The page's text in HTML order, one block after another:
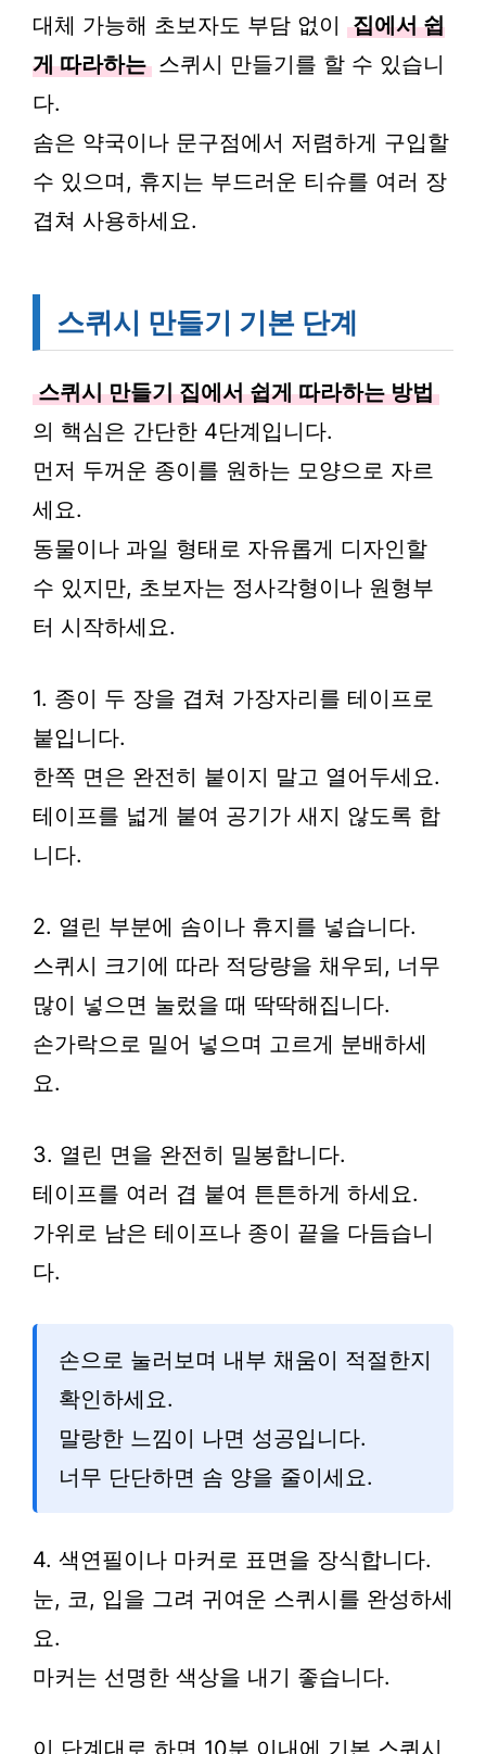
대체 가능해 초보자도 부담 없이 집에서 쉽
게 따라하는 스퀴시 만들기를 할 수 있습니
다.
솜은 약국이나 문구점에서 저렴하게 구입할
수 있으며, 휴지는 부드러운 티슈를 여러 장
겹쳐 사용하세요.
스퀴시 만들기 기본 단계
스퀴시 만들기 집에서 쉽게 따라하는 방법
의 핵심은 간단한 4단계입니다.
먼저 두꺼운 종이를 원하는 모양으로 자르
세요.
동물이나 과일 형태로 자유롭게 디자인할
수 있지만, 초보자는 정사각형이나 원형부
터 시작하세요.
1. 종이 두 장을 겹쳐 가장자리를 테이프로
붙입니다.
한쪽 면은 완전히 붙이지 말고 열어두세요.
테이프를 넓게 붙여 공기가 새지 않도록 합
니다.
2. 열린 부분에 솜이나 휴지를 넣습니다.
스퀴시 크기에 따라 적당량을 채우되, 너무
많이 넣으면 눌렀을 때 딱딱해집니다.
손가락으로 밀어 넣으며 고르게 분배하세
요.
3. 열린 면을 완전히 밀봉합니다.
테이프를 여러 겹 붙여 튼튼하게 하세요.
가위로 남은 테이프나 종이 끝을 다듬습니
다.
손으로 눌러보며 내부 채움이 적절한지
확인하세요.
말랑한 느낌이 나면 성공입니다.
너무 단단하면 솜 양을 줄이세요.
4. 색연필이나 마커로 표면을 장식합니다.
눈, 코, 입을 그려 귀여운 스퀴시를 완성하세
요.
마커는 선명한 색상을 내기 좋습니다.
이 단계대로 하면 10분 이내에 기본 스퀴시